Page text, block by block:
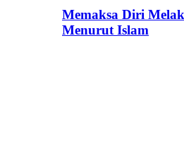
Memaksa Diri
Menurut Islam